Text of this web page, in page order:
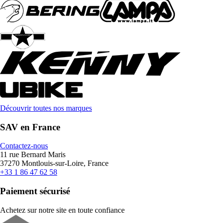
Découvrir toutes nos marques
SAV en France
Contactez-nous
11 rue Bernard Maris
37270 Montlouis-sur-Loire, France
+33 1 86 47 62 58
Paiement sécurisé
Achetez sur notre site en toute confiance